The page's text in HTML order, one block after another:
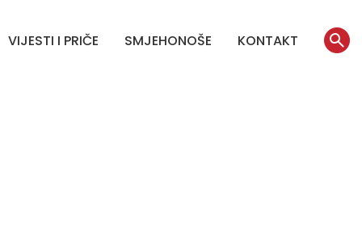
VIJESTI I PRIČE SMJEHONOŠE KONTAKT